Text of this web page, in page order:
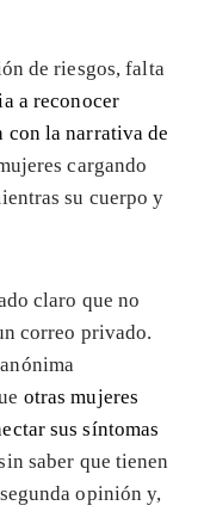
de riesgos, falta
a reconocer
con la narrativa de
cargando
su cuerpo y
claro que no
correo privado.
otras mujeres
sus síntomas
saber que tienen
opinión y,